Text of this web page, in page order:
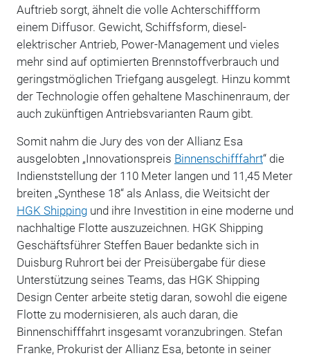
Auftrieb sorgt, ähnelt die volle Achterschiffform
einem Diffusor. Gewicht, Schiffsform, diesel-
elektrischer Antrieb, Power-Management und vieles
mehr sind auf optimierten Brennstoffverbrauch und
geringstmöglichen Triefgang ausgelegt. Hinzu kommt
der Technologie offen gehaltene Maschinenraum, der
auch zukünftigen Antriebsvarianten Raum gibt.
Somit nahm die Jury des von der Allianz Esa
ausgelobten „Innovationspreis Binnenschifffahrt“ die
Indienststellung der 110 Meter langen und 11,45 Meter
breiten „Synthese 18“ als Anlass, die Weitsicht der
HGK Shippingund ihre Investition in eine moderne und
nachhaltige Flotte auszuzeichnen. HGK Shipping
Geschäftsführer Steffen Bauer bedankte sich in
Duisburg Ruhrort bei der Preisübergabe für diese
Unterstützung seines Teams, das HGK Shipping
Design Center arbeite stetig daran, sowohl die eigene
Flotte zu modernisieren, als auch daran, die
Binnenschifffahrt insgesamt voranzubringen. Stefan
Franke, Prokurist der Allianz Esa, betonte in seiner